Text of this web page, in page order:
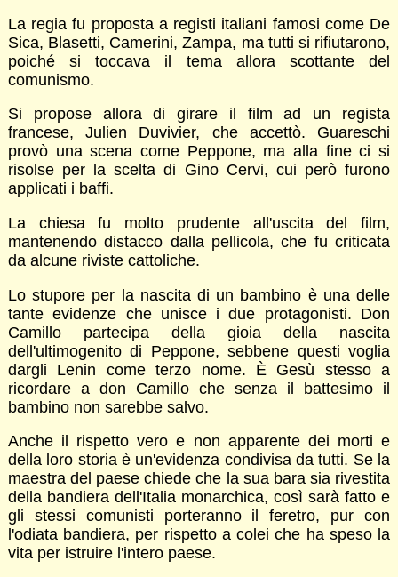
La regia fu proposta a registi italiani famosi come De
Sica, Blasetti, Camerini, Zampa, ma tutti si rifiutarono,
poiché si toccava il tema allora scottante del
comunismo.
Si propose allora di girare il film ad un regista
francese, Julien Duvivier, che accettò. Guareschi
provò una scena come Peppone, ma alla fine ci si
risolse per la scelta di Gino Cervi, cui però furono
applicati i baffi.
La chiesa fu molto prudente all'uscita del film,
mantenendo distacco dalla pellicola, che fu criticata
da alcune riviste cattoliche.
Lo stupore per la nascita di un bambino è una delle
tante evidenze che unisce i due protagonisti. Don
Camillo partecipa della gioia della nascita
dell'ultimogenito di Peppone, sebbene questi voglia
dargli Lenin come terzo nome. È Gesù stesso a
ricordare a don Camillo che senza il battesimo il
bambino non sarebbe salvo.
Anche il rispetto vero e non apparente dei morti e
della loro storia è un'evidenza condivisa da tutti. Se la
maestra del paese chiede che la sua bara sia rivestita
della bandiera dell'Italia monarchica, così sarà fatto e
gli stessi comunisti porteranno il feretro, pur con
l'odiata bandiera, per rispetto a colei che ha speso la
vita per istruire l'intero paese.